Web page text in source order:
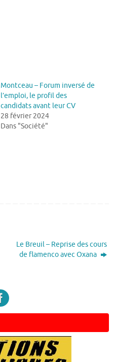
Montceau – Forum inversé de
l’emploi, le profil des
candidats avant leur CV
28 février 2024
Dans "Société"
Le Breuil – Reprise des cours
de flamenco avec Oxana